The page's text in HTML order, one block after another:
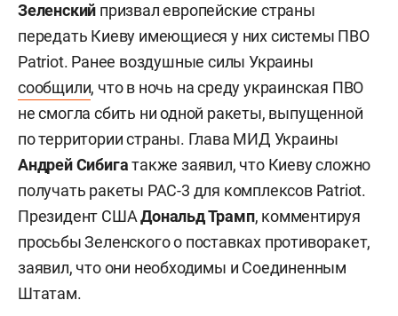
Зеленский призвал европейские страны
передать Киеву имеющиеся у них системы ПВО
Patriot. Ранее воздушные силы Украины
сообщили, что в ночь на среду украинская ПВО
не смогла сбить ни одной ракеты, выпущенной
по территории страны. Глава МИД Украины
Андрей Сибигатакже заявил, что Киеву сложно
получать ракеты PAC-3 для комплексов Patriot.
Президент СШАДональд Трамп, комментируя
просьбы Зеленского о поставках противоракет,
заявил, что они необходимы и Соединенным
Штатам.